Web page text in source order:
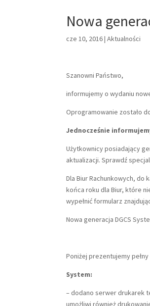
Nowa
cze 10, 2016|Aktualności
Szanowni Państwo,
informujemy o wydaniu
Oprogramowanie zostało
Jednocześnie
Użytkownicy posiadający
aktualizacji. Sprawdź
Dla Biur Rachunkowych,
końca roku dla Biur, które
wypełnić formularz
Nowa generacja DGCS
Poniżej prezentujemy
System:
– dodano serwer drukarek
umożliwi również